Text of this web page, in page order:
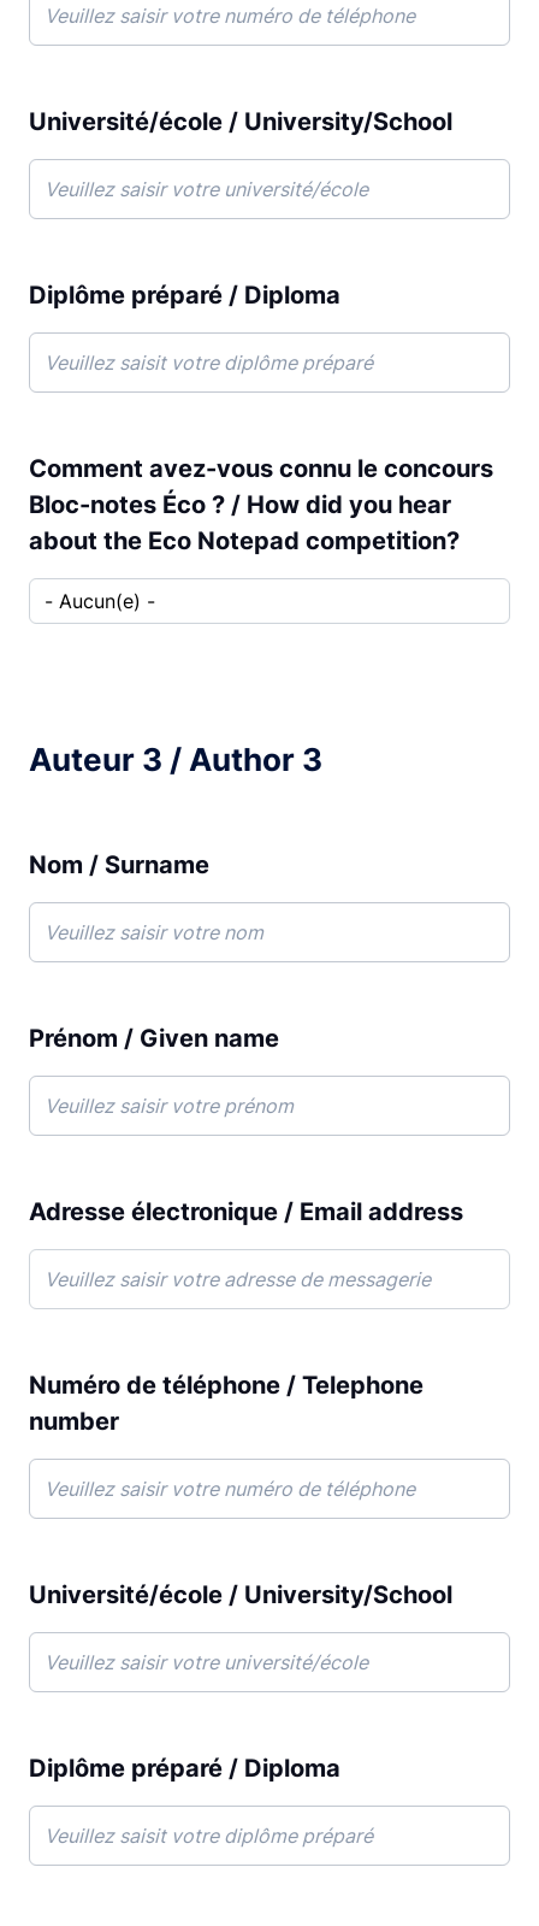
Université/école / University/School
Diplôme préparé / Diploma
Comment avez-vous connu le concours
Bloc-notes Éco ? / How did you hear
about the Eco Notepad competition?
Comment avez-vous connu le concours
Auteur 3 / Author 3
Nom / Surname
Prénom / Given name
Adresse électronique / Email address
Numéro de téléphone / Telephone
number
Université/école / University/School
Diplôme préparé / Diploma